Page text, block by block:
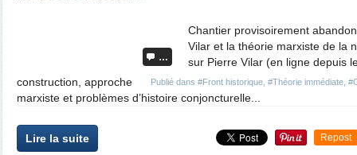
…
Publié dans #Front historique #Théorie immédiate
Chantier provisoirement
Vilar et la théorie marxiste de la
sur Pierre Vilar (en ligne depuis
construction, approche
marxiste et problèmes d’histoire conjoncturelle...
Lire la suite Repost